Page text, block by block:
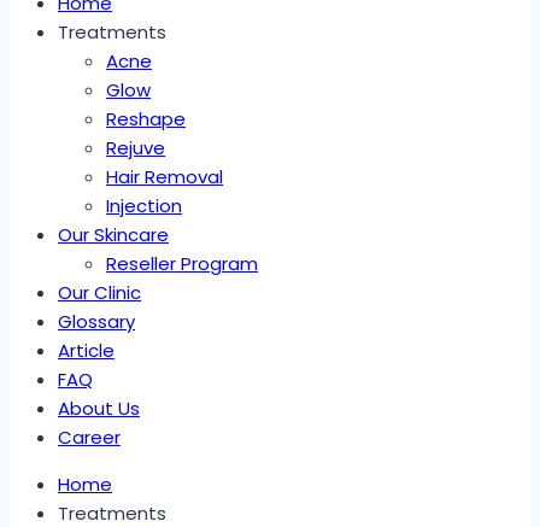
Treatments
Acne
Glow
Reshape
Rejuve
Hair Removal
Injection
Our Skincare
Reseller Program
Our Clinic
Glossary
Article
FAQ
About Us
Career
Home
Treatments